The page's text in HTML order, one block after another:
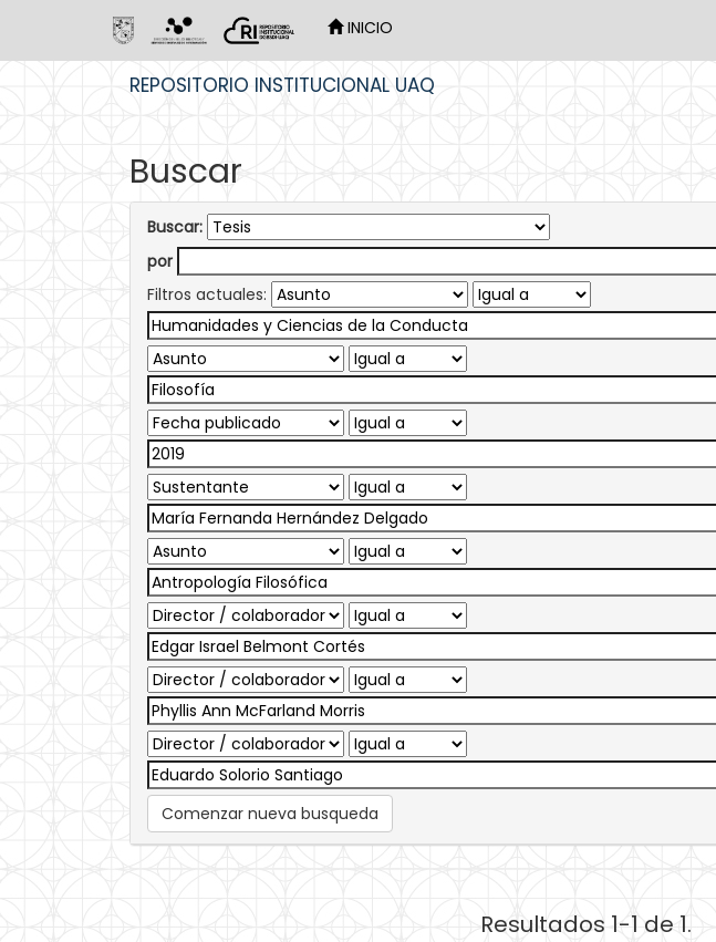
INICIO
REPOSITORIO INSTITUCIONAL UAQ
Buscar
Buscar:
por
Filtros actuales:
Comenzar nueva busqueda
Resultados 1-1 de 1.